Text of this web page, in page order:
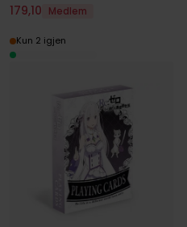
179,10 Medlem
Kun 2 igjen